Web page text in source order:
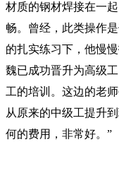
材质的钢材焊接在一
畅。曾经，此类操作
的扎实练习下，他慢
魏已成功晋升为高级
工的培训。这边的老
从原来的中级工提升
何的费用，非常好。”